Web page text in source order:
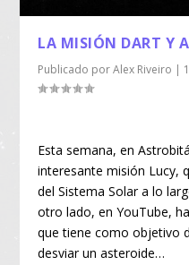
LA MISIÓN DART Y
Publicado porAlex Riveiro |
Esta semana, en
interesante misión Lucy,
del Sistema Solar a lo
otro lado, en YouTube,
que tiene como objetivo
desviar un asteroide…